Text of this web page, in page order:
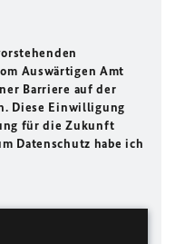
Auswärtigen Amt
Barriere auf der
Diese Einwilligung
für die Zukunft
Datenschutz habe ich